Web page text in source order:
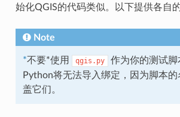
始化QGIS的代码类似。以下提供各自的
Note
*不要*使用 qgis.py
作为你的测试脚
Python将无法导入绑定，因为脚本
盖它们。